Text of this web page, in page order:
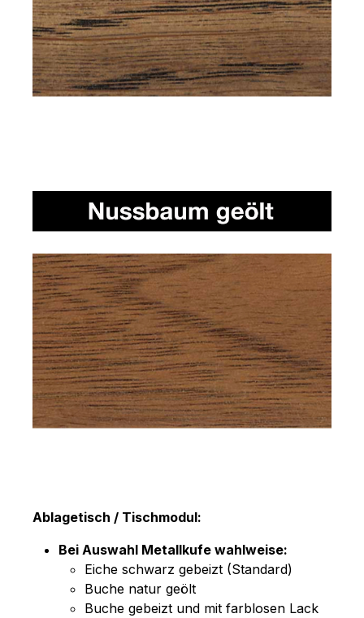
Ablagetisch / Tischmodul:
Bei Auswahl Metallkufe wahlweise:
Eiche schwarz gebeizt (Standard)
Buche natur geölt
Buche gebeizt und mit farblosen Lack